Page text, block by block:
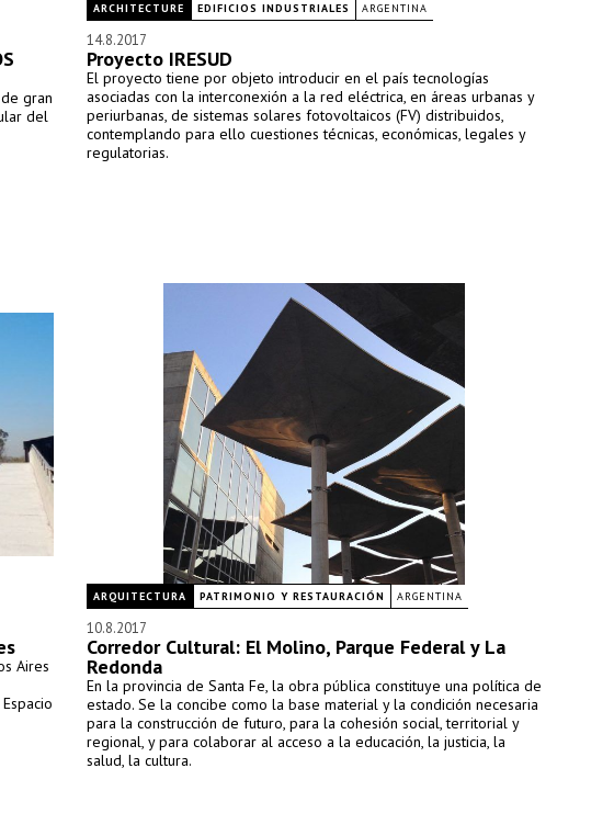
gran
del
ARCHITECTURE EDIFICIOS INDUSTRIALES ARGENTINA
14.8.2017
Proyecto IRESUD
El proyecto tiene por objeto introducir en el país tecnologías
asociadas con la interconexión a la red eléctrica, en áreas urbanas y
periurbanas, de sistemas solares fotovoltaicos (FV) distribuidos,
contemplando para ello cuestiones técnicas, económicas, legales y
regulatorias.
Aires
ARQUITECTURA PATRIMONIO Y RESTAURACIÓN ARGENTINA
10.8.2017
Corredor Cultural: El Molino, Parque Federal y La
Redonda
En la provincia de Santa Fe, la obra pública constituye una política de
estado. Se la concibe como la base material y la condición necesaria
para la construcción de futuro, para la cohesión social, territorial y
regional, y para colaborar al acceso a la educación, la justicia, la
salud, la cultura.